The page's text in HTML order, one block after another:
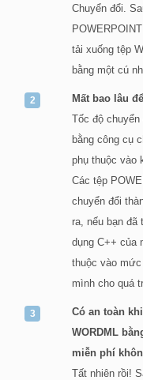
Chuyển đổi.
tải xuống tệp
bằng một cú
Mất bao lâu
Tốc độ chuyển
bằng công cụ
phụ thuộc vào
Các tệp
chuyển đổi
ra, nếu bạn
dụng C++ của
thuộc vào
mình cho quá
Có an toàn
WORDML
miễn phí
Tất nhiên rồi!